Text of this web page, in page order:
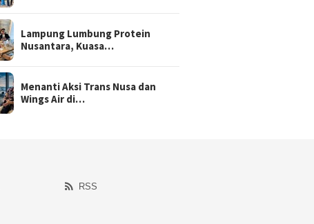
Lampung Lumbung Protein
Nusantara, Kuasa…
Menanti Aksi Trans Nusa dan
Wings Air di…
RSS